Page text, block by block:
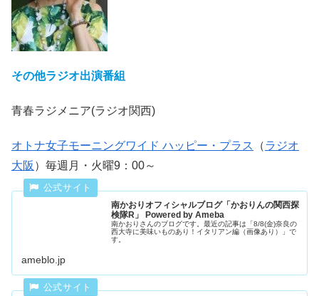
その他ラジオ出演番組
青春ラジメニア(ラジオ関西)
オトナ女子モーニングワイド ハッピー・プラス （ラジオ
大阪 ）毎週月・火曜9：00～
南かおりオフィシャルブログ「かおりんの関西探
検隊R」 Powered by Ameba
南かおりさんのブログです。最近の記事は「8/8(金)奈良の
西大寺に美味いものあり！イタリアン編（画像あり）」で
す。
ameblo.jp